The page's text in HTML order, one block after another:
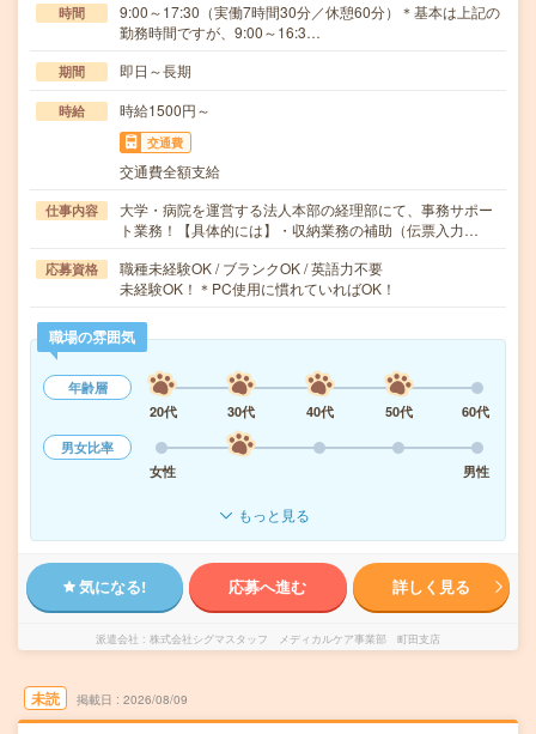
時間
9:00～17:30（実働7時間30分／休憩60分）＊基本は上記の
勤務時間ですが、9:00～16:3…
期間 即日～長期
時給 時給1500円～
交通費
交通費全額支給
仕事内容
大学・病院を運営する法人本部の経理部にて、事務サポー
ト業務！【具体的には】・収納業務の補助（伝票入力…
応募資格
職種未経験OK / ブランクOK / 英語力不要
未経験OK！＊PC使用に慣れていればOK！
職場の雰囲気
年齢層
20代
30代 40代 50代
60代
男女比率
女性
男性
もっと見る
気になる! 応募へ進む 詳しく見る
派遣会社 株式会社シグマスタッフ メディカルケア事業部 町田支店
未読 掲載日 2026/08/09